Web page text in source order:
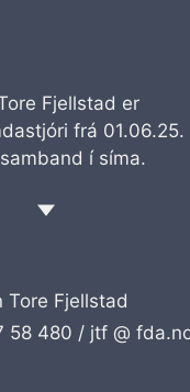
Fjellstad er
frá 01.06.25.
í síma.
Tore Fjellstad
58 480 / jtf @